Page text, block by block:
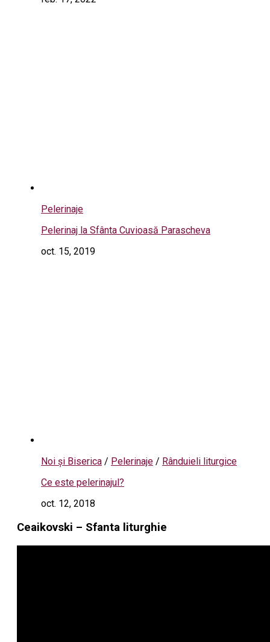
Pelerinaje
Pelerinaj la Sfânta Cuvioasă Parascheva
oct. 15, 2019
Noi și Biserica / Pelerinaje / Rânduieli liturgice
Ce este pelerinajul?
oct. 12, 2018
Ceaikovski – Sfanta liturghie